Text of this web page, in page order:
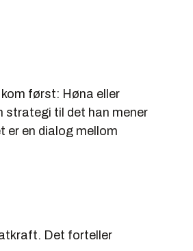
først: Høna eller
strategi til det han mener
er en dialog mellom
Det forteller